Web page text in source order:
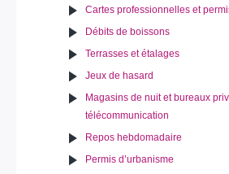
Cartes professionnelles et
Débits de boissons
Terrasses et étalages
Jeux de hasard
Magasins de nuit et bureaux
télécommunication
Repos hebdomadaire
Permis d’urbanisme